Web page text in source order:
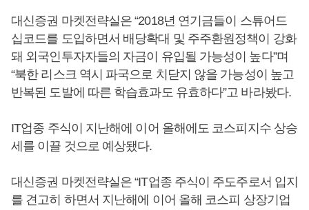
대신증권 마켓전략실은 “2018년 연기금들이 스튜어드
십코드를 도입하면서 배당확대 및 주주환원정책이 강화
돼 외국인투자자들의 자금이 유입될 가능성이 높다”며
“북한 리스크 역시 파국으로 치닫지 않을 가능성이 높고
반복된 도발에 따른 학습효과도 유효하다”고 바라봤다.
IT업종 주식이 지난해에 이어 올해에도 코스피지수 상승
세를 이끌 것으로 예상됐다.
대신증권 마켓전략실은 “IT업종 주식이 주도주로서 입지
를 견고히 하면서 지난해에 이어 올해 코스피 상장기업